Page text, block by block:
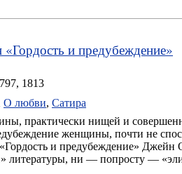
«Гордость и предубеждение»
1813
О любви, Сатира
практически нищей и
женщины, почти не
и предубеждение» Джейн
литературы, ни — попросту —